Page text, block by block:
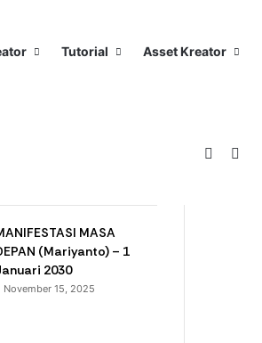
Tutorial Asset Kreator
MASA
(Mariyanto) – 1
2030
November 15, 2025